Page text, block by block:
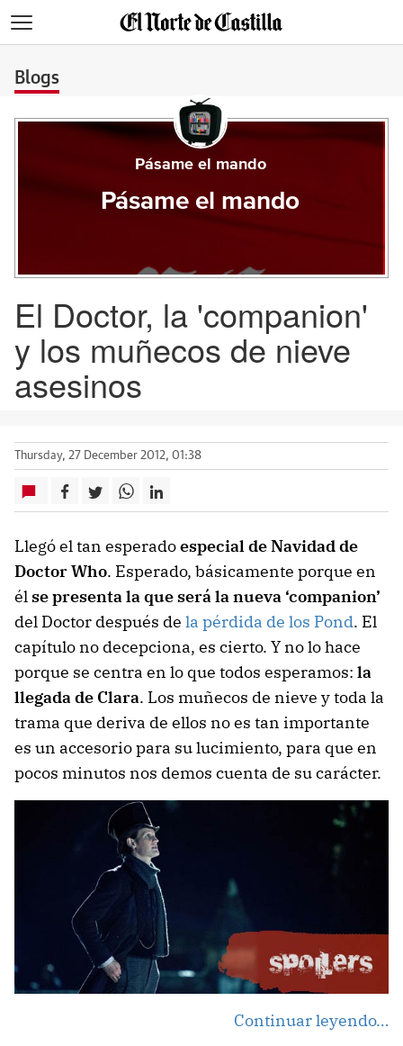
Blogs
Pásame el mando
Pásame el mando
El Doctor, la 'companion'
y los muñecos de nieve
asesinos
Thursday, 27 December 2012, 01:38
Llegó el tan esperadoespecial de Navidad de
Doctor Who. Esperado, básicamente porque en
élse presenta la que será la nueva ‘companion’
del Doctor después de la pérdida de los Pond. El
capítulo no decepciona, es cierto. Y no lo hace
porque se centra en lo que todos esperamos: la
llegada de Clara. Los muñecos de nieve y toda la
trama que deriva de ellos no es tan importante
es un accesorio para su lucimiento, para que en
pocos minutos nos demos cuenta de su carácter.
Continuar leyendo…